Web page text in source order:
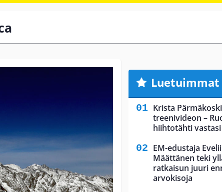
Luetuimmat
Krista
treenivideon –
hiihtotähti
EM-edustaja
Määttänen teki
ratkaisun juuri
arvokisoja